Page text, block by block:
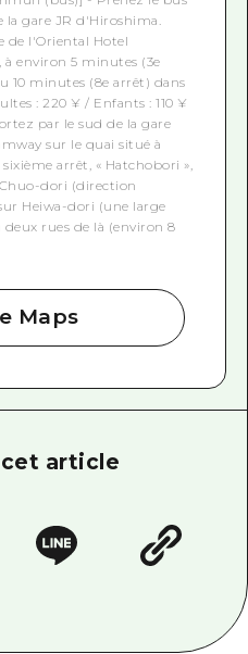
la gare JR d'Hiroshima.
de l'Oriental Hotel
à environ 5 minutes (3e
10 minutes (8e arrêt) dans
: 220 ¥ / Enfants : 110 ¥
par le sud de la gare
sur le quai situé à
arrêt, « Hatchobori »,
dori (direction
Heiwa-dori (une large
rues de là (environ 8
Maps
article